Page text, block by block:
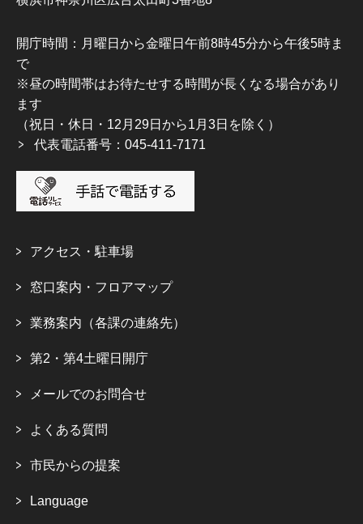
開庁時間：月曜日から金曜日午前8時45分から午後5時ま
で
※昼の時間帯はお待たせする時間が長くなる場合があり
ます
（祝日・休日・12月29日から1月3日を除く）
代表電話番号：045-411-7171
アクセス・駐車場
窓口案内・フロアマップ
業務案内（各課の連絡先）
第2・第4土曜日開庁
メールでのお問合せ
よくある質問
市民からの提案
Language